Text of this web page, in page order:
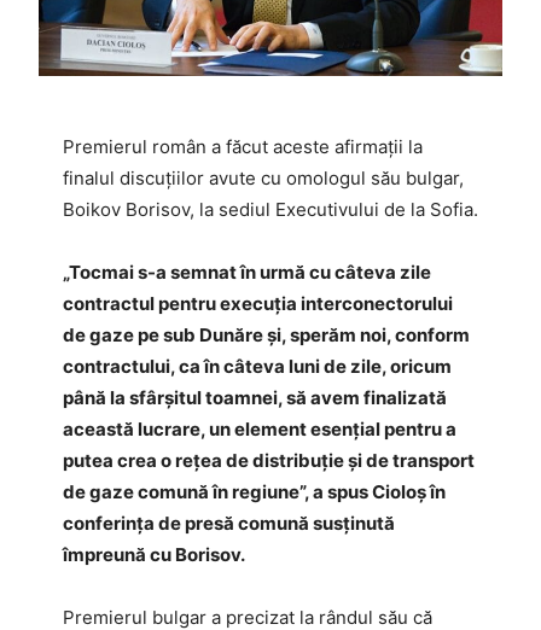
Premierul român a făcut aceste afirmaţii la
finalul discuţiilor avute cu omologul său bulgar,
Boikov Borisov, la sediul Executivului de la Sofia.
„Tocmai s-a semnat în urmă cu câteva zile
contractul pentru execuţia interconectorului
de gaze pe sub Dunăre şi, sperăm noi, conform
contractului, ca în câteva luni de zile, oricum
până la sfârşitul toamnei, să avem finalizată
această lucrare, un element esenţial pentru a
putea crea o reţea de distribuţie şi de transport
de gaze comună în regiune”, a spus Cioloş în
conferinţa de presă comună susţinută
împreună cu Borisov.
Premierul bulgar a precizat la rândul său că